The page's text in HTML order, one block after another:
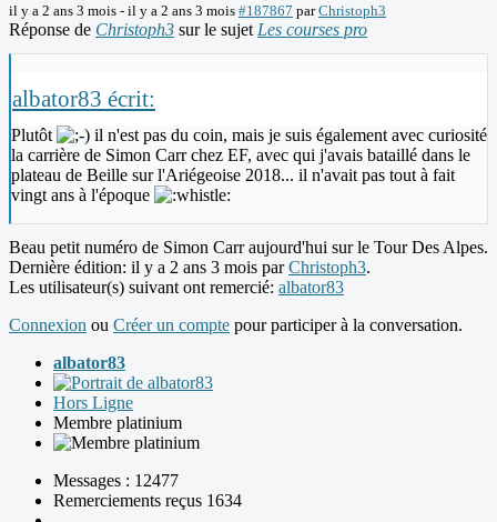
il y a 2 ans 3 mois - il y a 2 ans 3 mois #187867 parChristoph3
Réponse de Christoph3 sur le sujet Les courses pro
albator83 écrit:
Plutôt
il n'est pas du coin, mais je suis également avec curiosité
la carrière de Simon Carr chez EF, avec qui j'avais bataillé dans le
plateau de Beille sur l'Ariégeoise 2018... il n'avait pas tout à fait
vingt ans à l'époque
Beau petit numéro de Simon Carr aujourd'hui sur le Tour Des Alpes.
Dernière édition: il y a 2 ans 3 mois parChristoph3.
Les utilisateur(s) suivant ont remercié: albator83
Connexion ou Créer un compte pour participer à la conversation.
albator83
Hors Ligne
Membre platinium
Messages : 12477
Remerciements reçus 1634